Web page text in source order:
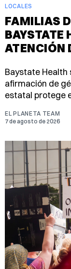
LOCALES
FAMILIAS
BAYSTATE
ATENCIÓN
Baystate Health
afirmación de
estatal protege
EL PLANETA TEAM
7 de agosto de 2026